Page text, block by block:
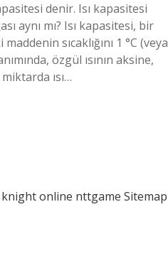
denir. Isı kapasitesi
aynı mı? Isı kapasitesi, bir
sıcaklığını 1 °C (veya
özgül ısının aksine,
ısı…
knight online nttgame Sitemap